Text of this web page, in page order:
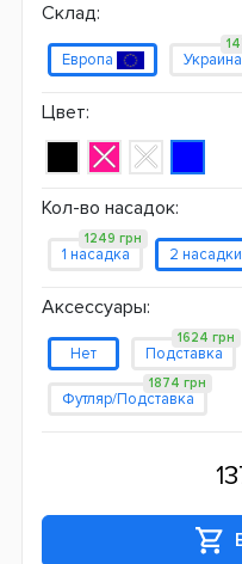
Склад:
Европа Украина
Цвет:
Кол-во насадок:
1 насадка
1249 грн
2 насадки
Аксессуары:
Нет Подставка
1624 грн
Футляр/Подставка
1874 грн